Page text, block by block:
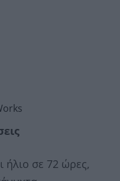
ήλιο σε 72 ώρες,